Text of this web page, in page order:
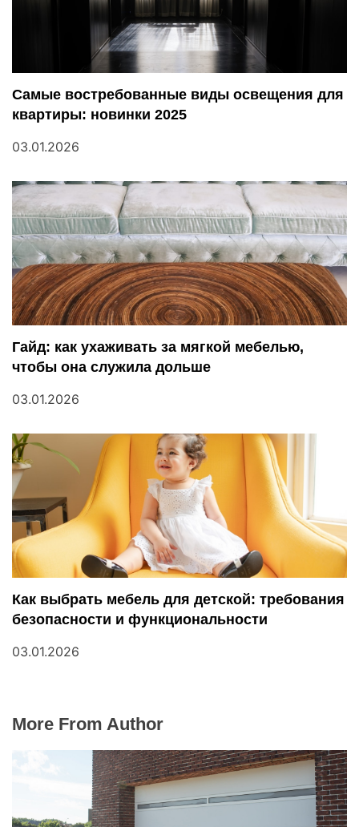
п
о
з
а
п
и
с
я
м
Самые востребованные виды освещения для
квартиры: новинки 2025
03.01.2026
Гайд: как ухаживать за мягкой мебелью,
чтобы она служила дольше
03.01.2026
Как выбрать мебель для детской: требования
безопасности и функциональности
03.01.2026
More From Author